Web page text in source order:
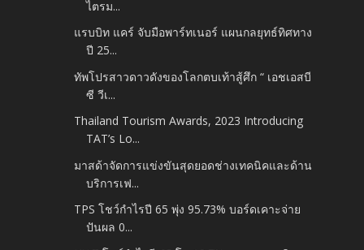
ไตรม...
แรบบิท แคร์ จับมือพาร์ทเนอร์ แผนกลยุทธ์ทิศทาง
ปี 25...
ทัพโปรสาวดาวดังของโลกตบเท้าสู้ศึก “ เอชเอสบี
ซี วีเ...
Thailand Tourism Awards, 2023 Introducing
TAT’s Lo...
มาสด้าจัดการแข่งขันสุดยอดช่างเทคนิคและด้าน
บริการเฟ...
TPS โชว์กำไรปี 65 พุ่ง 95.73% บอร์ดเคาะจ่าย
ปันผล 0...